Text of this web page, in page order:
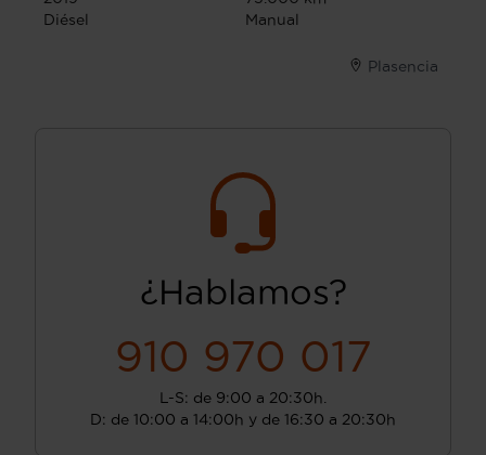
Diésel
Manual
Plasencia
¿Hablamos?
910 970 017
L-S: de 9:00 a 20:30h.
D: de 10:00 a 14:00h y de 16:30 a 20:30h